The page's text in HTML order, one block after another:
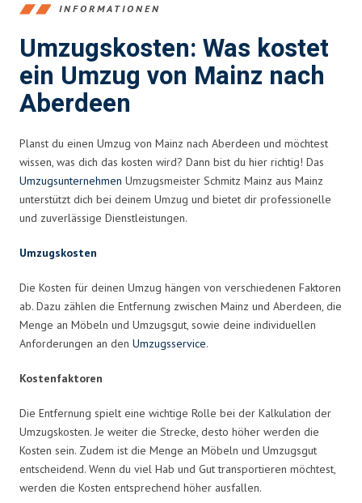
INFORMATIONEN
Umzugskosten: Was kostet
ein Umzug von Mainz nach
Aberdeen
Planst du einen Umzug von Mainz nach Aberdeen und möchtest
wissen, was dich das kosten wird? Dann bist du hier richtig! Das
Umzugsunternehmen Umzugsmeister Schmitz Mainz aus Mainz
unterstützt dich bei deinem Umzug und bietet dir professionelle
und zuverlässige Dienstleistungen.
Umzugskosten
Die Kosten für deinen Umzug hängen von verschiedenen Faktoren
ab. Dazu zählen die Entfernung zwischen Mainz und Aberdeen, die
Menge an Möbeln und Umzugsgut, sowie deine individuellen
Anforderungen an den Umzugsservice.
Kostenfaktoren
Die Entfernung spielt eine wichtige Rolle bei der Kalkulation der
Umzugskosten. Je weiter die Strecke, desto höher werden die
Kosten sein. Zudem ist die Menge an Möbeln und Umzugsgut
entscheidend. Wenn du viel Hab und Gut transportieren möchtest,
werden die Kosten entsprechend höher ausfallen.